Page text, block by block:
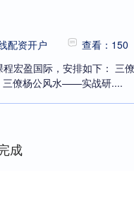
配资开户 查看：150
程宏盈国际，安排如下：
三僚杨公风水——实战研....
成